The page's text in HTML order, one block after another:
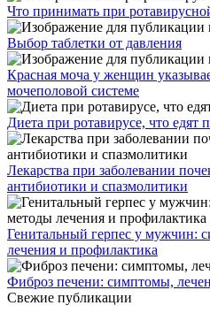
Что принимать при
Выбор таблетки от давления
Красная моча у женщин
мочеполовой системе
Диета при ротавирусе, что едят
Лекарства при заболевании
антибиотики и спазмолитики
Генитальный герпес у мужчин:
лечения и профилактика
Фиброз печени: симптомы,
Свежие публикации